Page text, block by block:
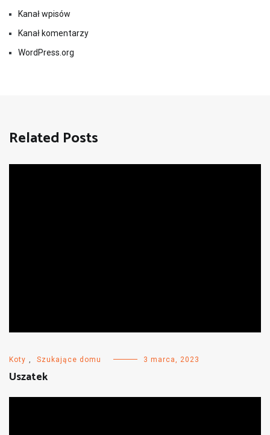
Kanał wpisów
Kanał komentarzy
WordPress.org
Related Posts
Koty , Szukające domu 3 marca, 2023
Uszatek